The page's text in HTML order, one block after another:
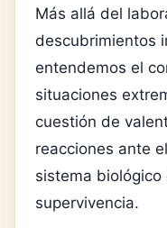
Más allá del
descubrimientos
entendemos el
situaciones
cuestión de
reacciones ante
sistema
supervivencia.